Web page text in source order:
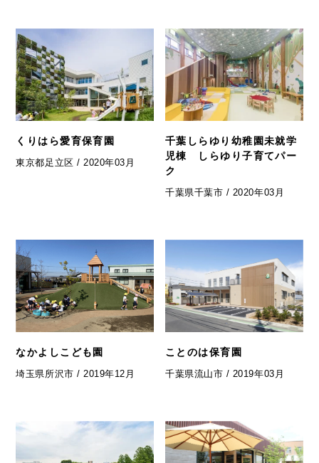
くりはら愛育保育園
東京都足立区 / 2020年03月
千葉しらゆり幼稚園未就学
児棟 しらゆり子育てパー
ク
千葉県千葉市 / 2020年03月
なかよしこども園
埼玉県所沢市 / 2019年12月
ことのは保育園
千葉県流山市 / 2019年03月